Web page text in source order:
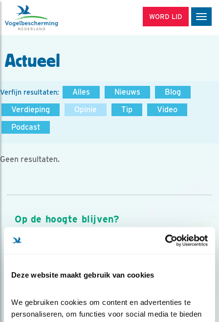
Deze website maakt gebruik van cookies
We gebruiken cookies om content en advertenties te
personaliseren, om functies voor social media te bieden
WORD LID
Actueel
Verfijn resultaten: Alles Nieuws
Blog
Verdieping
Opinie Tip
Video
Podcast
Geen resultaten.
Op de hoogte blijven?
Meld je aan en ontvang nieuws, inspiratie, acties en tips
over vogels en activiteiten van Vogelbescherming.